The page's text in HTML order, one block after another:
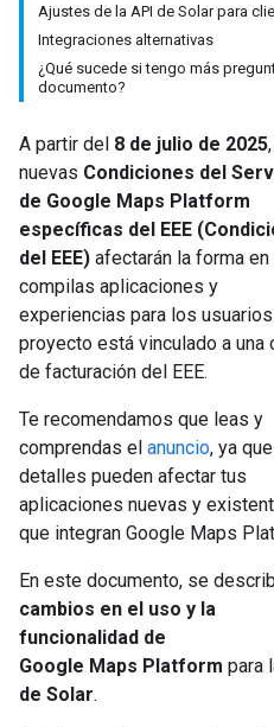
Ajustes de la API de Solar para
Integraciones alternativas
¿Qué sucede si tengo más
documento?
A partir del 8 de julio de 2025
nuevas Condiciones del
de Google Maps Platform
específicas del EEE
del EEE) afectarán la forma en
compilas aplicaciones y
experiencias para los
proyecto está vinculado a una
de facturación del EEE.
Te recomendamos que leas y
comprendas el anuncio, ya
detalles pueden afectar tus
aplicaciones nuevas y
que integran Google Maps
En este documento, se
cambios en el uso y la
funcionalidad de
Google Maps Platform para
de Solar.